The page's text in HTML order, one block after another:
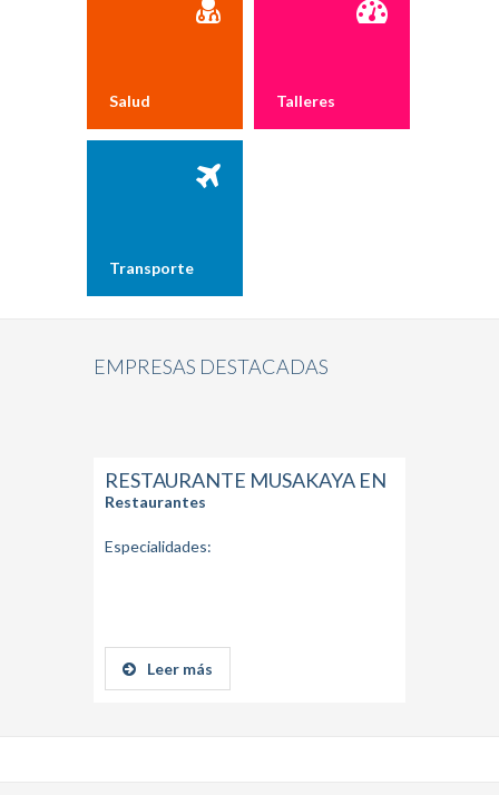
Salud
Talleres
Transporte
EMPRESAS DESTACADAS
RESTAURANTE MUSAKAYA EN
TOLEDO
Restaurantes
Especialidades:
Leer más